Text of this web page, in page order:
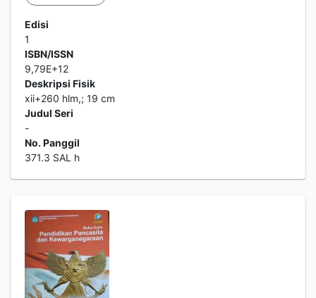
Edisi
1
ISBN/ISSN
9,79E+12
Deskripsi Fisik
xii+260 hlm,; 19 cm
Judul Seri
-
No. Panggil
371.3 SAL h